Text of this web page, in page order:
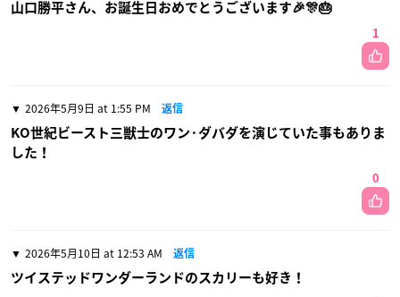
山口勝平さん、お誕生日おめでとうございます🎉🎊🎂
1
2026年5月9日 at 1:55 PM 返信
KO世紀ビースト三獣士のワン·ダバダを演じていた事もありま
した！
0
2026年5月10日 at 12:53 AM 返信
ツイステッドワンダーランドのスカリーも好き！